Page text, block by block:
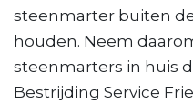
steenmarter buiten
houden. Neem
steenmarters in huis
Bestrijding Service